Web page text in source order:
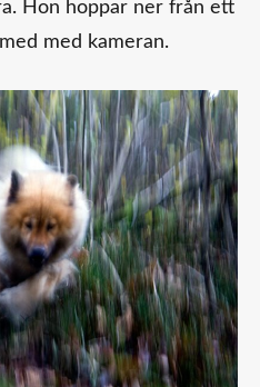
Hon hoppar ner från ett
med kameran.